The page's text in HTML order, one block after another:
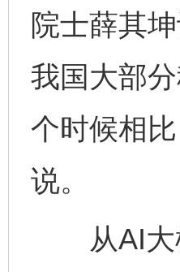
院士薛其
我国大部
个时候相
说。
从AI大模